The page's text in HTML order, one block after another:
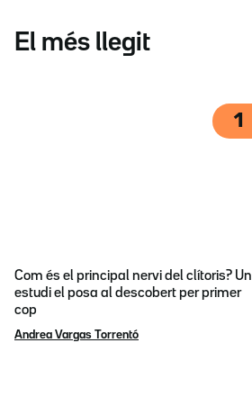
El més llegit
1
Com és el principal nervi del clítoris? Un
estudi el posa al descobert per primer
cop
Andrea Vargas Torrentó